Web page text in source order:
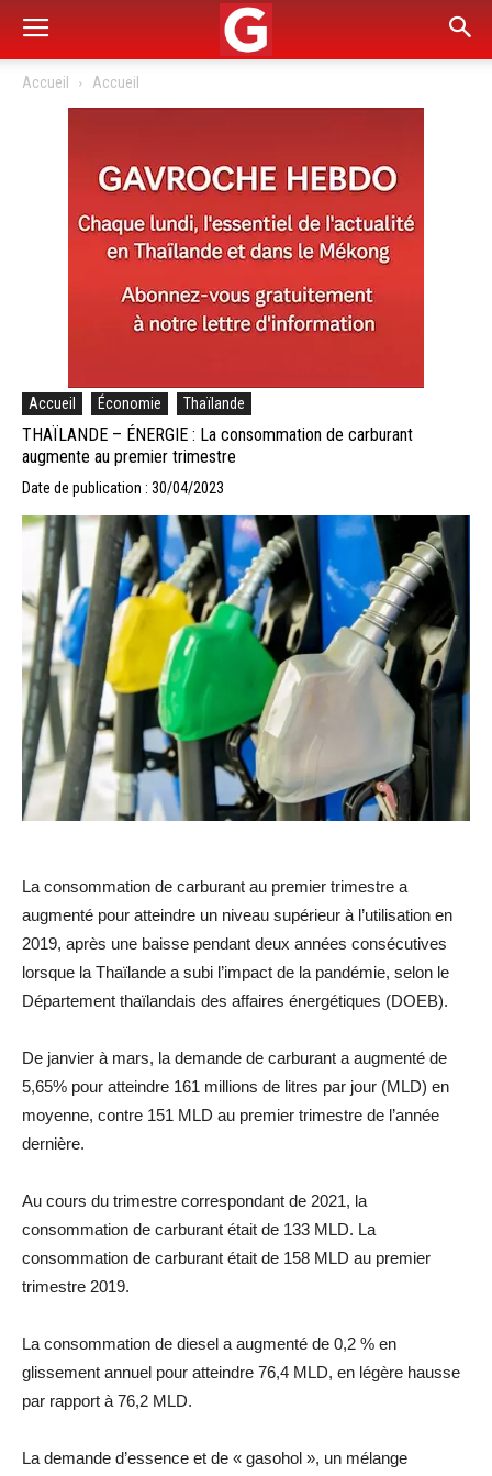
Accueil Accueil
Accueil Économie Thaïlande
THAÏLANDE – ÉNERGIE : La consommation de carburant
augmente au premier trimestre
Date de publication : 30/04/2023
La consommation de carburant au premier trimestre a
augmenté pour atteindre un niveau supérieur à l’utilisation en
2019, après une baisse pendant deux années consécutives
lorsque la Thaïlande a subi l’impact de la pandémie, selon le
Département thaïlandais des affaires énergétiques (DOEB).
De janvier à mars, la demande de carburant a augmenté de
5,65% pour atteindre 161 millions de litres par jour (MLD) en
moyenne, contre 151 MLD au premier trimestre de l’année
dernière.
Au cours du trimestre correspondant de 2021, la
consommation de carburant était de 133 MLD. La
consommation de carburant était de 158 MLD au premier
trimestre 2019.
La consommation de diesel a augmenté de 0,2 % en
glissement annuel pour atteindre 76,4 MLD, en légère hausse
par rapport à 76,2 MLD.
La demande d’essence et de « gasohol », un mélange